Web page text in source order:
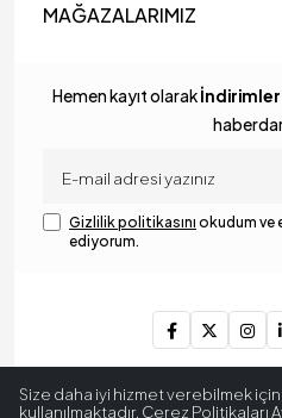
MAĞAZALARIMIZ
Hemen kayıt olarak
Gizlilik politikasını okudum ve
ediyorum.
hakları
Size daha iyi hizmet verebilmek
kullanılmaktadır. Çerez Politikaları